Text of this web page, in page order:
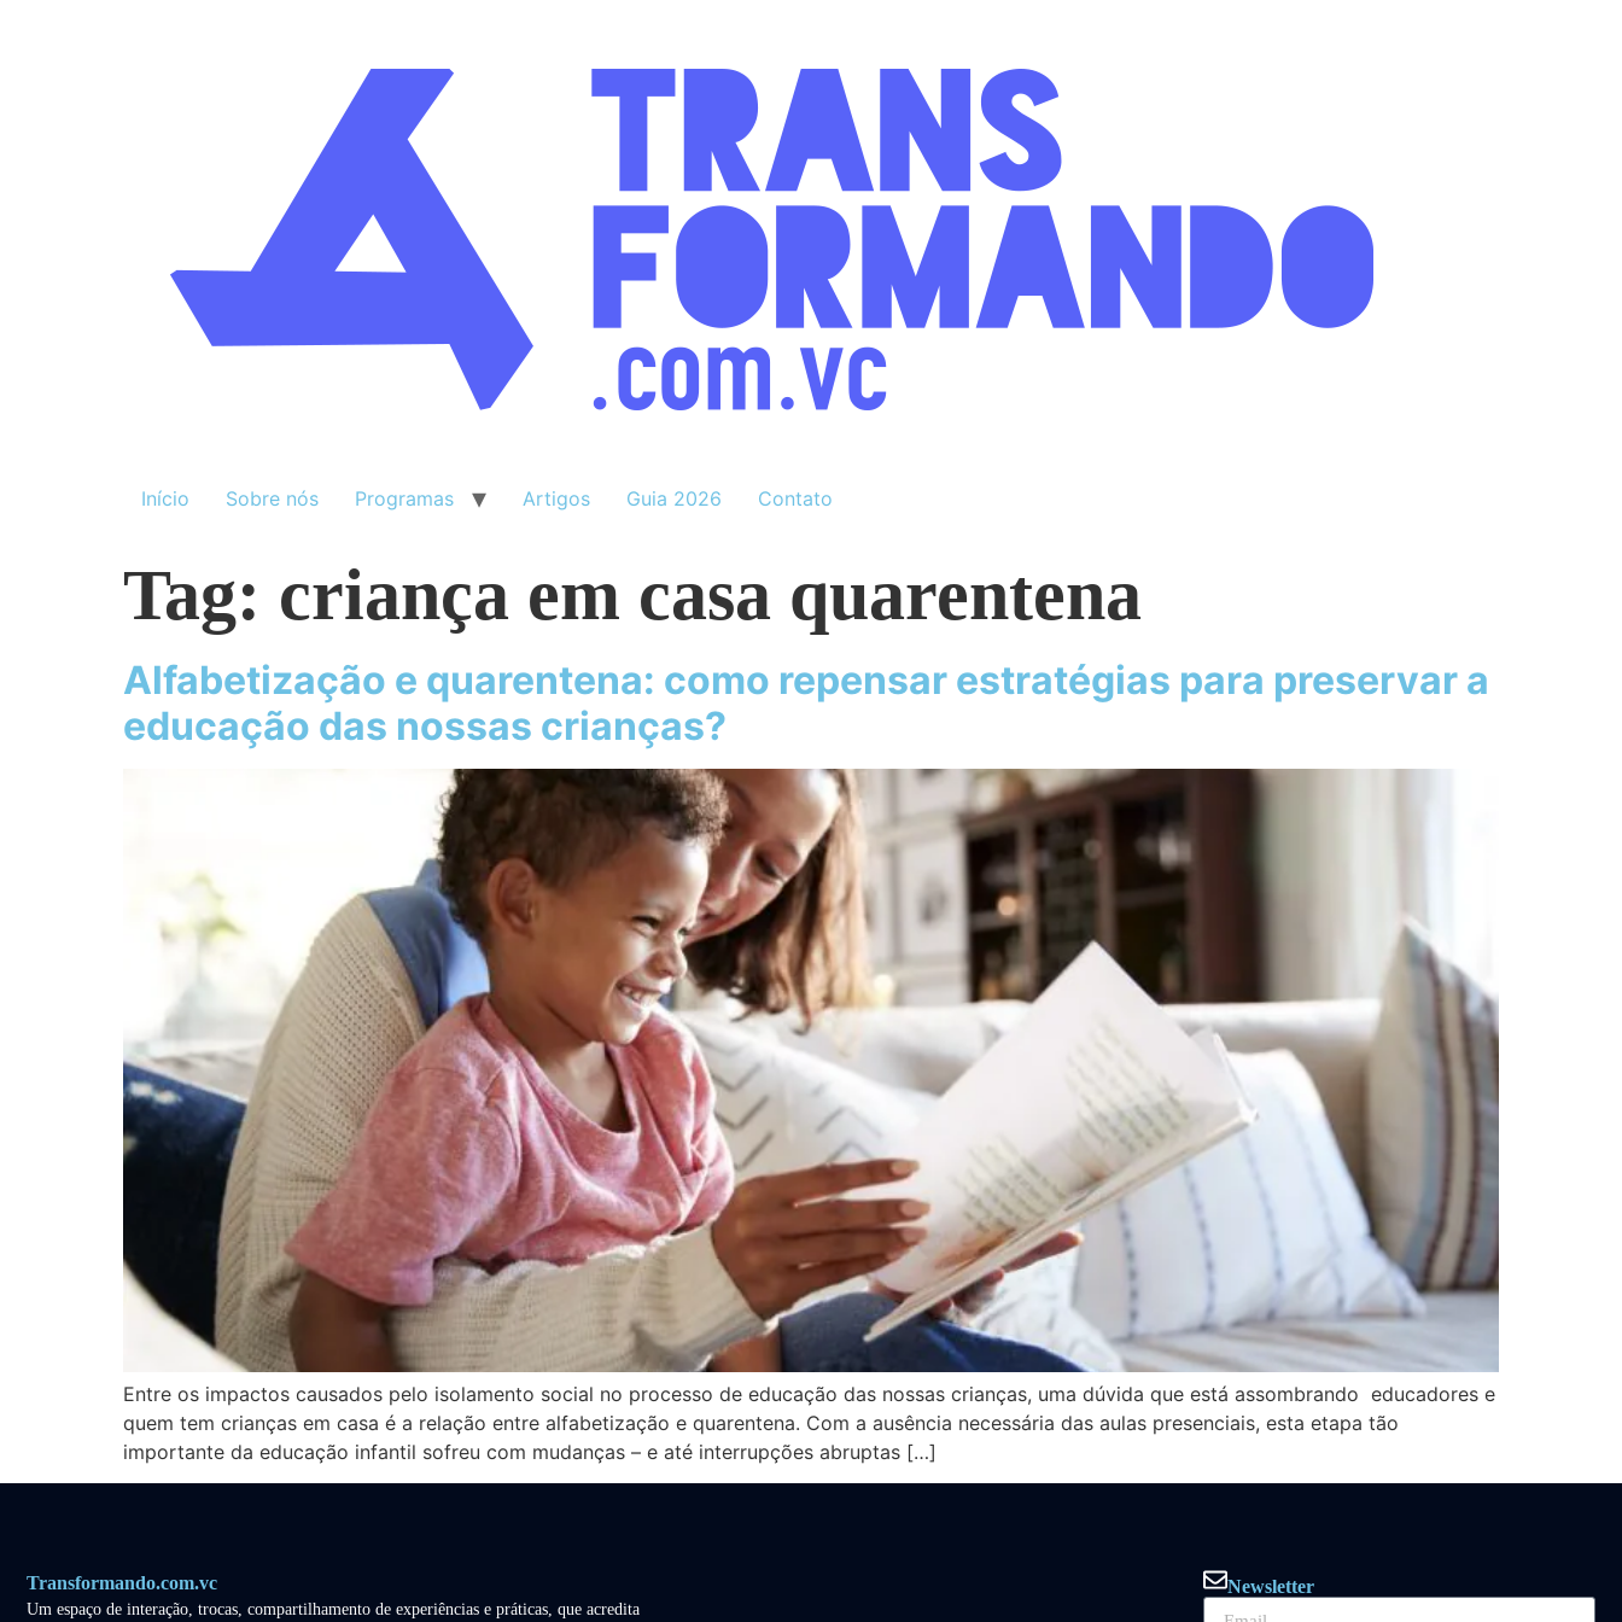
Início Sobre nós Programas Artigos Guia 2026 Contato
Tag: criança em casa quarentena
Alfabetização e quarentena: como repensar estratégias para preservar a
educação das nossas crianças?
Entre os impactos causados pelo isolamento social no processo de educação das nossas crianças, uma dúvida que está assombrando educadores e
quem tem crianças em casa é a relação entre alfabetização e quarentena. Com a ausência necessária das aulas presenciais, esta etapa tão
importante da educação infantil sofreu com mudanças – e até interrupções abruptas […]
Transformando.com.vc
Um espaço de interação, trocas, compartilhamento de experiências e práticas, que acredita
Newsletter